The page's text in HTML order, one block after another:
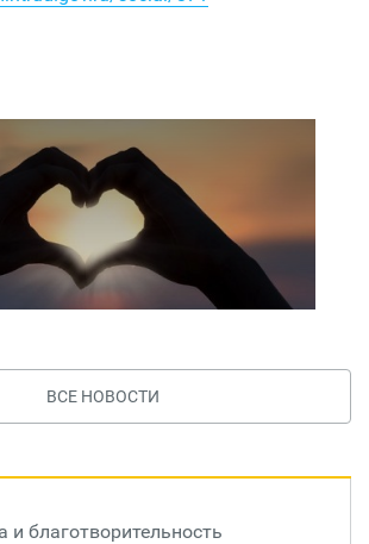
ВСЕ НОВОСТИ
благотворительность